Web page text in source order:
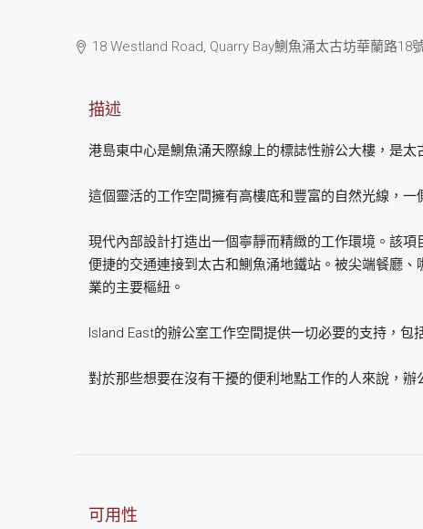
18 Westland Road, Quarry Bay鰂魚涌太古坊華蘭路18
描述
港島東中心是鰂魚涌天際線上的標誌性辦公大樓，是太
這個靈活的工作空間擁有高樓底和豐富的自然光線，
現代內部設計打造出一個寧靜而精緻的工作環境。該
便捷的交通連接到太古和鰂魚涌地鐵站。被尖端餐廳
業的主要樞紐。
Island East的辦公室工作空間提供一切必要的支持，
對於那些想要在沒有干擾的便利地點工作的人來說，
可用性